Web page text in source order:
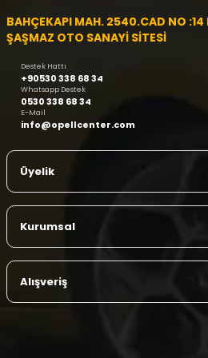
BAHÇEKAPI MAH. 2540.CAD NO
ŞAŞMAZ OTO SANAYİ SİTESİ
Destek Hattı
+90530 338 68 34
Whatsapp Destek
0530 338 68 34
E-Mail
info@opellcenter.com
Üyelik
Kurumsal
Alışveriş